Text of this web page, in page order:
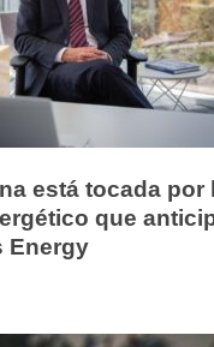
está tocada por
que
Energy